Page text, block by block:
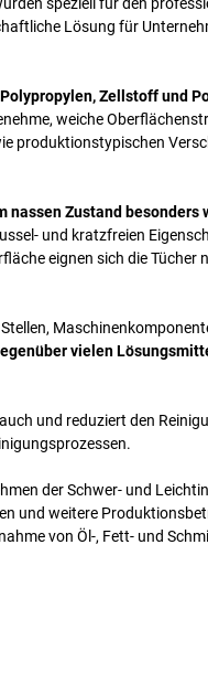
Lösung für
Zellstoff und
weiche
produktionstypischen
nassen Zustand besonders
und kratzfreien
eignen sich die
vielen
und reduziert den
der Schwer- und
und weitere
von Öl-, Fett- und